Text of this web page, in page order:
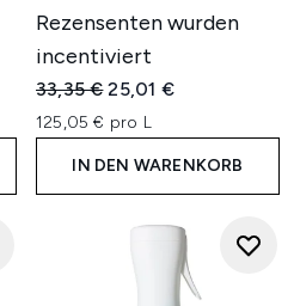
Rezensenten wurden
incentiviert
Unverbindliche
33,35 €Aktueller Preis:
25,01 €
125,05 € pro L
IN DEN WARENKORB